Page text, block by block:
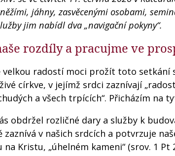
jáhny, zasvěcenými osobami,
jim nabídl dva „navigační pokyny“.
rozdíly a pracujme ve
velkou radostí moci prožít toto setkání
církve, v jejímž srdci zaznívají
a všech trpících“. Přicházím na
obdržel rozličné dary a služby k
zaznívá v našich srdcích a potvrzuje
na Kristu, „úhelném kameni“ (srov. 1